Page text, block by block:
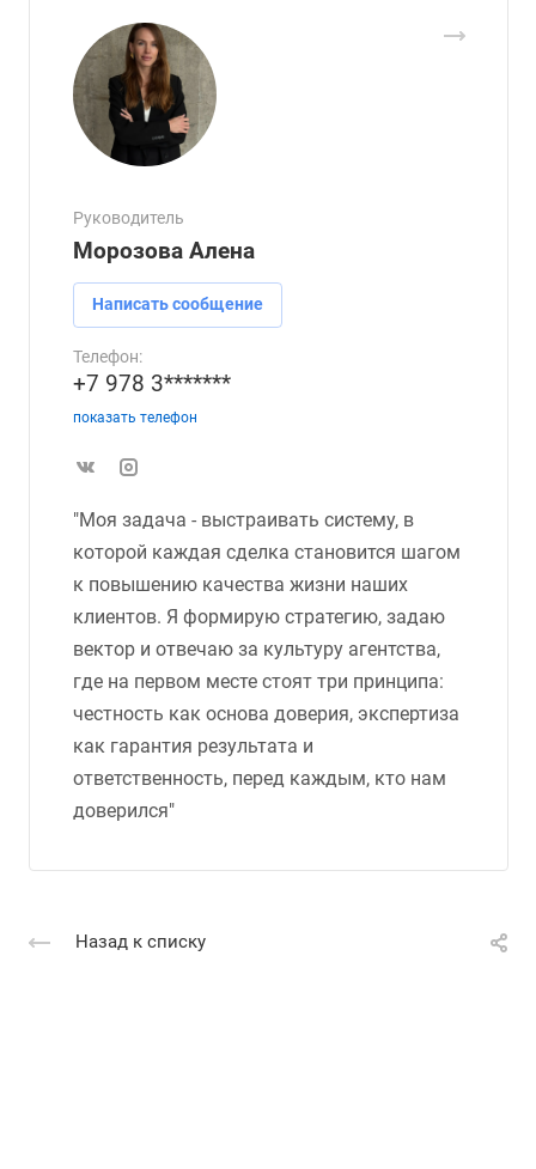
Руководитель
Морозова Алена
Написать сообщение
Телефон:
+7 978 3*******
показать телефон
"Моя задача - выстраивать систему, в
которой каждая сделка становится шагом
к повышению качества жизни наших
клиентов. Я формирую стратегию, задаю
вектор и отвечаю за культуру агентства,
где на первом месте стоят три принципа:
честность как основа доверия, экспертиза
как гарантия результата и
ответственность, перед каждым, кто нам
доверился"
Назад к списку